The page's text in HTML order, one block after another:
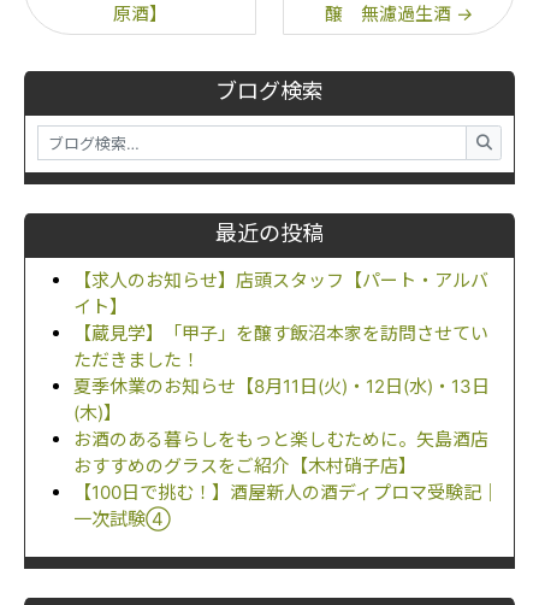
ブログ検索
最近の投稿
【求人のお知らせ】店頭スタッフ【パート・アルバ
イト】
【蔵見学】「甲子」を醸す飯沼本家を訪問させてい
ただきました！
夏季休業のお知らせ【8月11日(火)・12日(水)・13日
(木)】
お酒のある暮らしをもっと楽しむために。矢島酒店
おすすめのグラスをご紹介【木村硝子店】
【100日で挑む！】酒屋新人の酒ディプロマ受験記｜
一次試験④
原酒】
醸 無濾過生酒 →